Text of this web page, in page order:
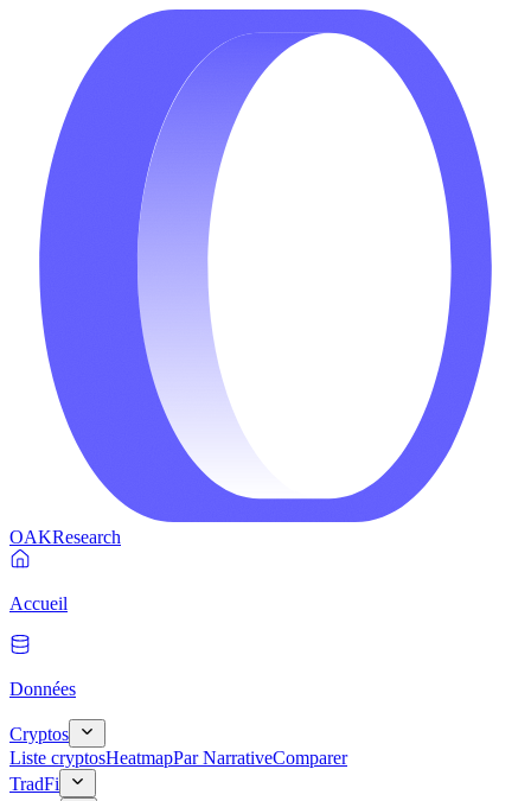
OAKResearch
Accueil
Données
Cryptos
Liste cryptosHeatmapPar NarrativeComparer
TradFi